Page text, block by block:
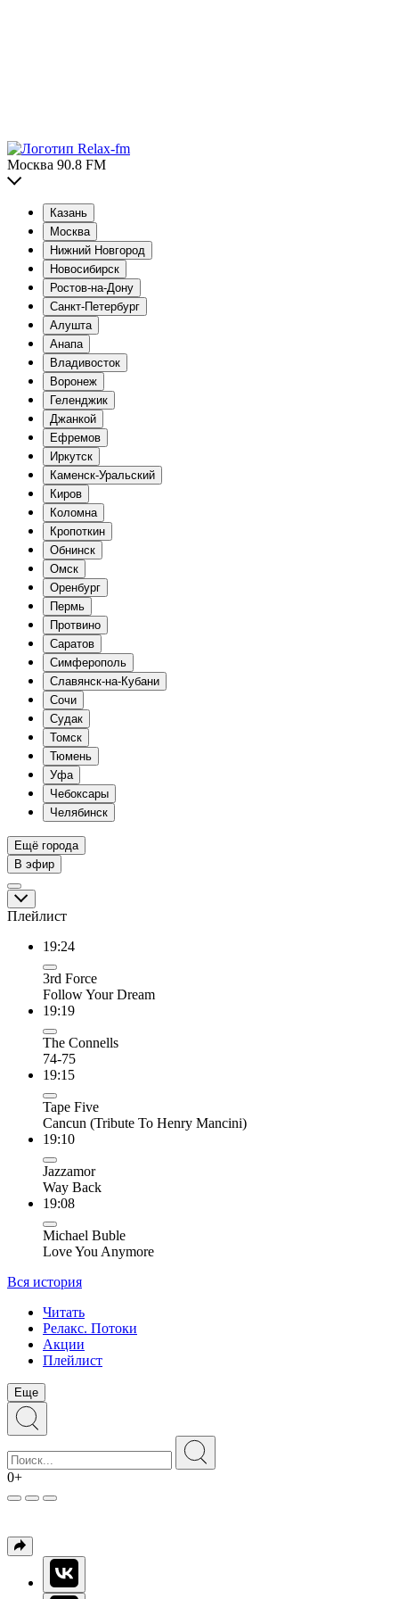
Москва 90.8 FM
Казань
Москва
Нижний Новгород
Новосибирск
Ростов-на-Дону
Санкт-Петербург
Алушта
Анапа
Владивосток
Воронеж
Геленджик
Джанкой
Ефремов
Иркутск
Каменск-Уральский
Киров
Коломна
Кропоткин
Обнинск
Омск
Оренбург
Пермь
Протвино
Саратов
Симферополь
Славянск-на-Кубани
Сочи
Судак
Томск
Тюмень
Уфа
Чебоксары
Челябинск
Ещё города
В эфир
Плейлист
19:24
3rd Force
Follow Your Dream
19:19
The Connells
74-75
19:15
Tape Five
Cancun (Tribute To Henry Mancini)
19:10
Jazzamor
Way Back
19:08
Michael Buble
Love You Anymore
Вся история
Читать
Релакс. Потоки
Акции
Плейлист
Еще
0+